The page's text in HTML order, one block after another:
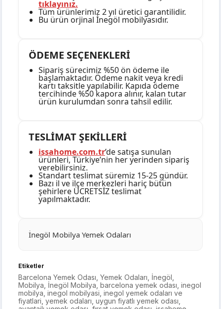
tıklayınız.
Tüm ürünlerimiz 2 yıl üretici garantilidir.
Bu ürün orjinal İnegöl mobilyasıdır.
ÖDEME SEÇENEKLERİ
Sipariş sürecimiz %50 ön ödeme ile
başlamaktadır. Ödeme nakit veya kredi
kartı taksitle yapılabilir. Kapıda ödeme
tercihinde %50 kapora alınır, kalan tutar
ürün kurulumdan sonra tahsil edilir.
TESLİMAT ŞEKİLLERİ
issahome.com.tr’de satışa sunulan
ürünleri, Türkiye’nin her yerinden sipariş
verebilirsiniz.
Standart teslimat süremiz 15-25 gündür.
Bazı il ve ilçe merkezleri hariç bütün
şehirlere ÜCRETSİZ teslimat
yapılmaktadır.
İnegöl Mobilya Yemek Odaları
Etiketler
Barcelona Yemek Odası Yemek Odaları İnegöl
Mobilya İnegöl Mobilya barcelona yemek odası inegol
mobilya inegol mobilyasi inegol yemek odaları ve
fiyatlari yemek odaları uygun fiyatlı yemek odası